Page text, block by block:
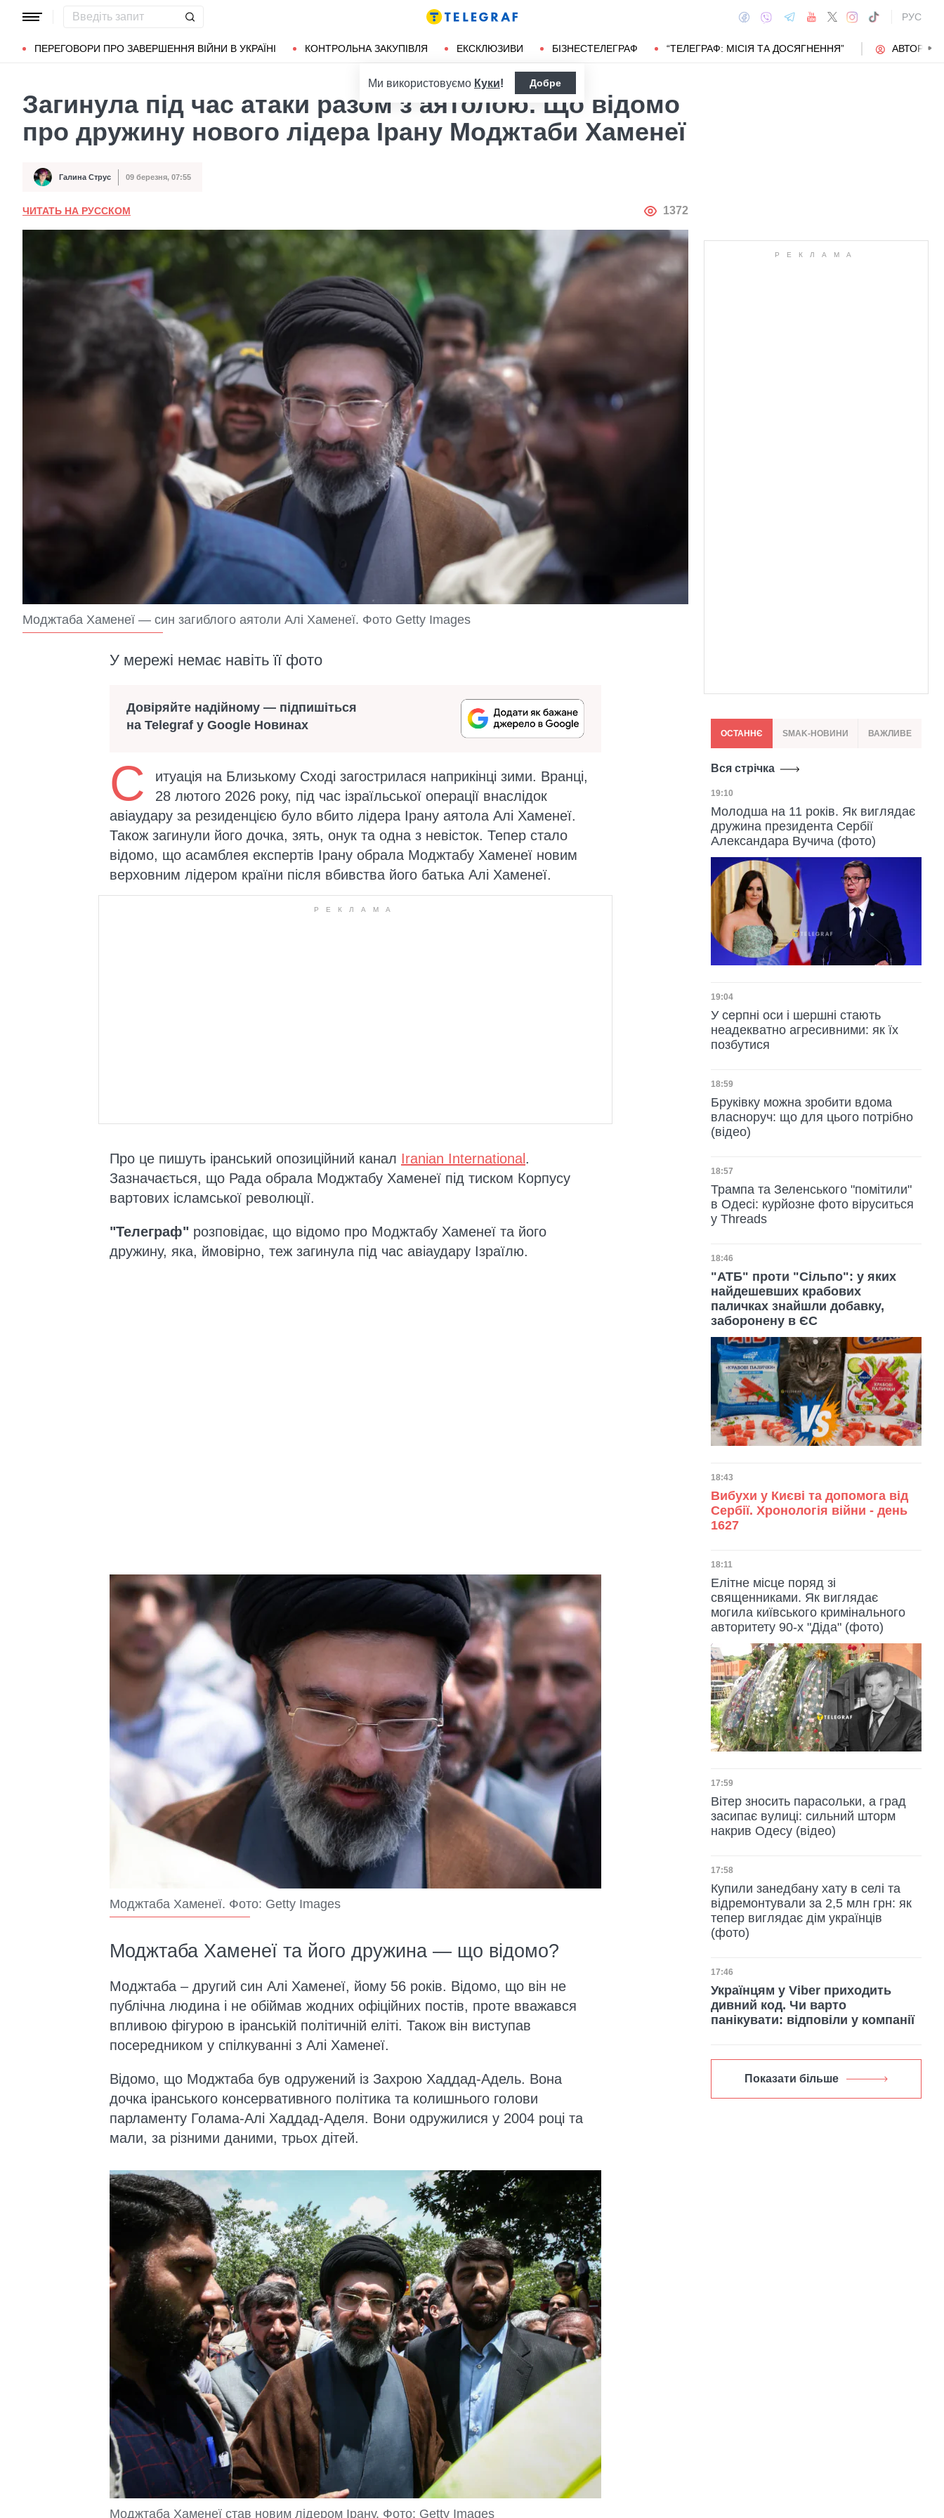
РУС
ПЕРЕГОВОРИ ПРО ЗАВЕРШЕННЯ ВІЙНИ В УКРАЇНІ КОНТРОЛЬНА ЗАКУПІВЛЯ ЕКСКЛЮЗИВИ БІЗНЕСТЕЛЕГРАФ “ТЕЛЕГРАФ: МІСІЯ ТА ДОСЯГНЕННЯ” АВТОРИ
Популярні запити Маріуполь Донбас
Ми використовуємо Куки! Добре
Загинула під час атаки разом з аятолою. Що відомо
про дружину нового лідера Ірану Моджтаби Хаменеї
Автор Галина Струс
Дата публікації 09 березня, 07:55
ЧИТАТЬ НА РУССКОМ АВТОР
1372
Моджтаба Хаменеї — син загиблого аятоли Алі Хаменеї. Фото Getty Images
У мережі немає навіть її фото
Довіряйте надійному — підпишіться
на Telegraf у Google Новинах
С
итуація на Близькому Сході загострилася наприкінці зими. Вранці,
28 лютого 2026 року, під час ізраїльської операції внаслідок
авіаудару за резиденцією було вбито лідера Ірану аятола Алі Хаменеї.
Також загинули його дочка, зять, онук та одна з невісток. Тепер стало
відомо, що асамблея експертів Ірану обрала Моджтабу Хаменеї новим
верховним лідером країни після вбивства його батька Алі Хаменеї.
Про це пишуть іранський опозиційний канал Iranian International .
Зазначається, що Рада обрала Моджтабу Хаменеї під тиском Корпусу
вартових ісламської революції.
"Телеграф" розповідає, що відомо про Моджтабу Хаменеї та його
дружину, яка, ймовірно, теж загинула під час авіаудару Ізраїлю.
Моджтаба Хаменеї. Фото: Getty Images
Моджтаба Хаменеї та його дружина — що відомо?
Моджтаба – другий син Алі Хаменеї, йому 56 років. Відомо, що він не
публічна людина і не обіймав жодних офіційних постів, проте вважався
впливою фігурою в іранській політичній еліті. Також він виступав
посередником у спілкуванні з Алі Хаменеї.
Відомо, що Моджтаба був одружений із Захрою Хаддад-Адель. Вона
дочка іранського консервативного політика та колишнього голови
парламенту Голама-Алі Хаддад-Аделя. Вони одружилися у 2004 році та
мали, за різними даними, трьох дітей.
Моджтаба Хаменеї став новим лідером Ірану. Фото: Getty Images
ОСТАННЄ SMAK-НОВИНИ ВАЖЛИВЕ
Вся стрічка
Дата публікації
19:10
Молодша на 11 років. Як виглядає
дружина президента Сербії
Александара Вучича (фото)
Дата публікації
19:04
У серпні оси і шершні стають
неадекватно агресивними: як їх
позбутися
Дата публікації
18:59
Бруківку можна зробити вдома
власноруч: що для цього потрібно
(відео)
Дата публікації
18:57
Трампа та Зеленського "помітили"
в Одесі: курйозне фото віруситься
у Threads
Дата публікації
18:46
"АТБ" проти "Сільпо": у яких
найдешевших крабових
паличках знайшли добавку,
заборонену в ЄС
Дата публікації
18:43
Вибухи у Києві та допомога від
Сербії. Хронологія війни - день
1627
Дата публікації
18:11
Елітне місце поряд зі
священниками. Як виглядає
могила київського кримінального
авторитету 90-х "Діда" (фото)
Дата публікації
17:59
Вітер зносить парасольки, а град
засипає вулиці: сильний шторм
накрив Одесу (відео)
Дата публікації
17:58
Купили занедбану хату в селі та
відремонтували за 2,5 млн грн: як
тепер виглядає дім українців
(фото)
Дата публікації
17:46
Українцям у Viber приходить
дивний код. Чи варто
панікувати: відповіли у компанії
Показати більше